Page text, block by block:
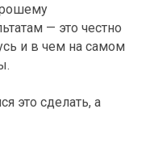
— это честно
и в чем на самом
это сделать, а